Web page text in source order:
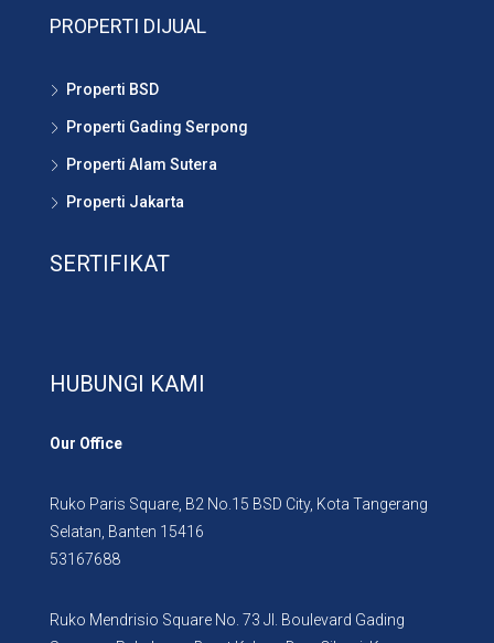
PROPERTI DIJUAL
Properti BSD
Properti Gading Serpong
Properti Alam Sutera
Properti Jakarta
SERTIFIKAT
HUBUNGI KAMI
Our Office
Ruko Paris Square, B2 No.15 BSD City, Kota Tangerang
Selatan, Banten 15416
53167688
Ruko Mendrisio Square No. 73 Jl. Boulevard Gading